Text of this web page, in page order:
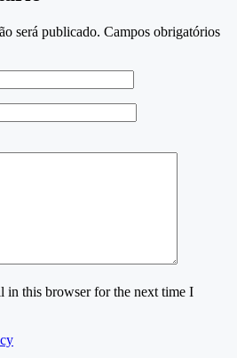
será publicado. Campos obrigatórios
in this browser for the next time I